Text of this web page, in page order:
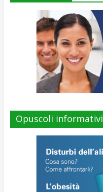
Opuscoli informativi